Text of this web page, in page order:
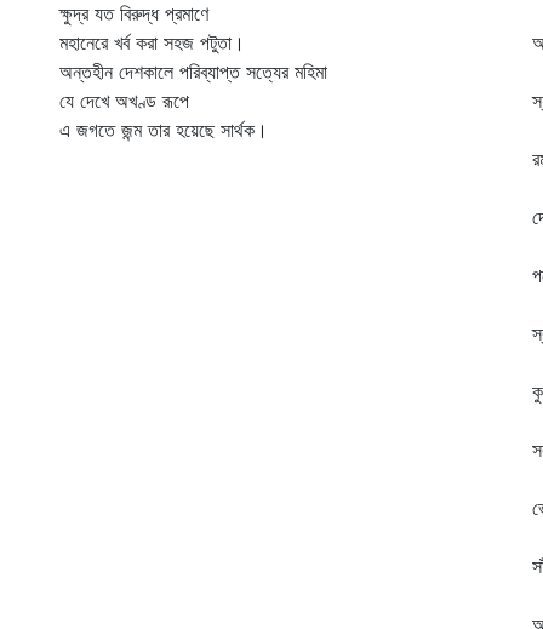
ক্ষুদ্র যত বিরুদ্ধ প্রমাণে
মহানেরে খর্ব করা সহজ পটুতা।
অন্তহীন দেশকালে পরিব্যাপ্ত সত্যের মহিমা
যে দেখে অখণ্ড রূপে
এ জগতে জন্ম তার হয়েছে সার্থক।